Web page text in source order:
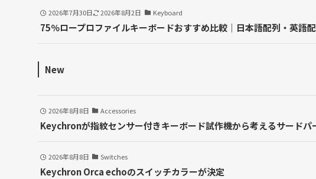
2026年7月30日 2026年8月2日 Keyboard
75％ロープロファイルキーボードおすすめ比較｜日本語配列・英語
New
2026年8月8日 Accessories
Keychronが指紋センサー付きキーボード試作機から考えるサード
2026年8月8日 Switches
Keychron Orca echoのスイッチカラーが決定